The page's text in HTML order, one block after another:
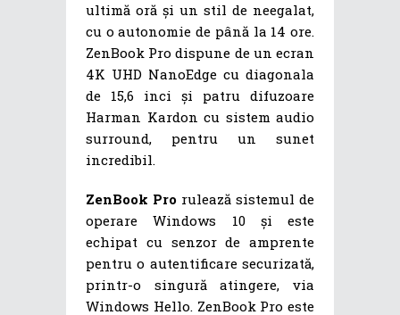
ultimă oră și un stil de neegalat,
cu o autonomie de până la 14 ore.
ZenBook Pro dispune de un ecran
4K UHD NanoEdge cu diagonala
de 15,6 inci și patru difuzoare
Harman Kardon cu sistem audio
surround, pentru un sunet
incredibil.
ZenBook Pro rulează sistemul de
operare Windows 10 și este
echipat cu senzor de amprente
pentru o autentificare securizată,
printr-o singură atingere, via
Windows Hello. ZenBook Pro este